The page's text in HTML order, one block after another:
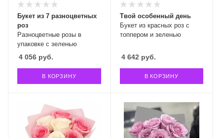
Разноцветные розы в
упаковке с зеленью
Букет из 7 разноцветных
роз
4 056 руб.
В КОРЗИНУ
Букет из красных роз с
топпером и зеленью
Твой особенный день
4 642 руб.
В КОРЗИНУ